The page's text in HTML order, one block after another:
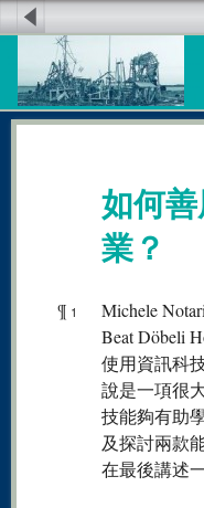
如何
業？
¶ 1
Michele
Beat Döbeli
使用資訊科
說是一項很
技能夠有助
及探討兩款
在最後講述